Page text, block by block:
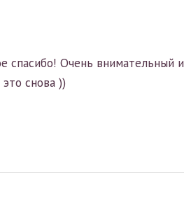
спасибо! Очень внимательный и
снова ))